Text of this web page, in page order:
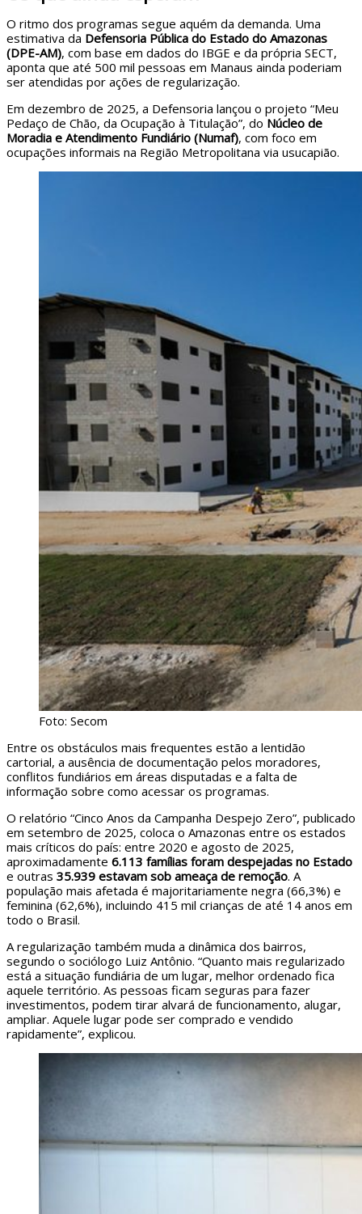
O ritmo dos programas segue aquém da demanda. Uma
estimativa da Defensoria Pública do Estado do Amazonas
(DPE-AM), com base em dados do IBGE e da própria SECT,
aponta que até 500 mil pessoas em Manaus ainda poderiam
ser atendidas por ações de regularização.
Em dezembro de 2025, a Defensoria lançou o projeto “Meu
Pedaço de Chão, da Ocupação à Titulação”, do Núcleo de
Moradia e Atendimento Fundiário (Numaf), com foco em
ocupações informais na Região Metropolitana via usucapião.
Foto: Secom
Entre os obstáculos mais frequentes estão a lentidão
cartorial, a ausência de documentação pelos moradores,
conflitos fundiários em áreas disputadas e a falta de
informação sobre como acessar os programas.
O relatório “Cinco Anos da Campanha Despejo Zero”, publicado
em setembro de 2025, coloca o Amazonas entre os estados
mais críticos do país: entre 2020 e agosto de 2025,
aproximadamente 6.113 famílias foram despejadas no Estado
e outras 35.939 estavam sob ameaça de remoção. A
população mais afetada é majoritariamente negra (66,3%) e
feminina (62,6%), incluindo 415 mil crianças de até 14 anos em
todo o Brasil.
A regularização também muda a dinâmica dos bairros,
segundo o sociólogo Luiz Antônio. “Quanto mais regularizado
está a situação fundiária de um lugar, melhor ordenado fica
aquele território. As pessoas ficam seguras para fazer
investimentos, podem tirar alvará de funcionamento, alugar,
ampliar. Aquele lugar pode ser comprado e vendido
rapidamente”, explicou.